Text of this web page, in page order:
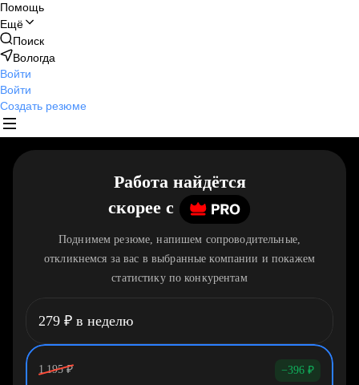
Помощь
Ещё
Поиск
Вологда
Войти
Войти
Создать резюме
Работа найдётся
скорее c
Поднимем резюме, напишем сопроводительные,
откликнемся за вас в выбранные компании и покажем
статистику по конкурентам
279 ₽ в неделю
1 195 ₽ −396 ₽